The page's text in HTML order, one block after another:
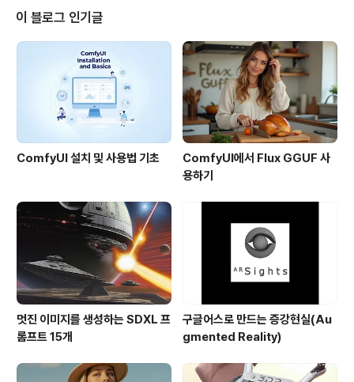
를 만드는 집이 꽤 있지만, 미국이나 유럽에서는 우리나라
에서 상상할 수 없을 정도로 여기에 많은 시간과 노력을 들
이는 분들이 많습니다. 집 전체를 전등으로 꾸며서 한달 전
기세가 몇백만원이 나오는 경우도 꽤 있다고 하더군요. 그
러다보니, 이 글에서 보는 것처럼, 그런 크리스마스 장식을
구경하러 다니는 사람들도 많..
이 블로그 인기글
ComfyUI 설치 및 사용법 기초
ComfyUI에서 Flux GGUF 사
용하기
멋진 이미지를 생성하는 SDXL 프
롬프트 15개
구글어스로 만드는 증강현실(Au
gmented Reality)